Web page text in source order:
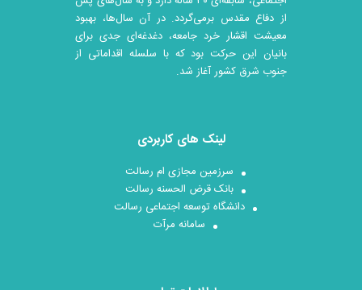
از دفاع مقدس برمی‌گردد. در آن سال‎‌ها، بهبود
معیشت اقشار خرد جامعه، دغدغه‌ای جدی برای
بانیان این حرکت بود که با سلسله اقداماتی از
جنوب شرق کشور آغاز شد.
لینک های کاربردی
سرزمین مجازی ام رسالت
بانک قرض الحسنه رسالت
دانشگاه توسعه اجتماعی رسالت
سامانه مرآت